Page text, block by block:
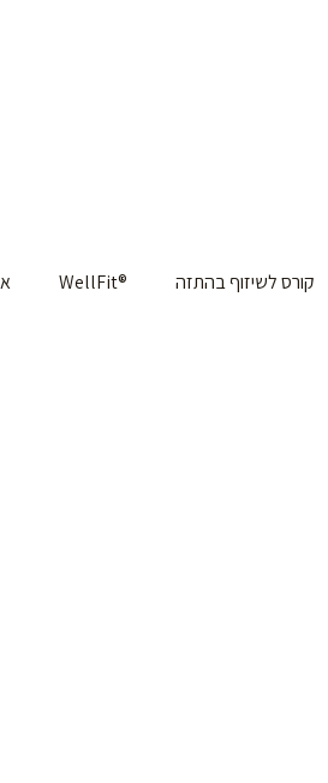
קורס לשיזוף בהתזה ®WellFit